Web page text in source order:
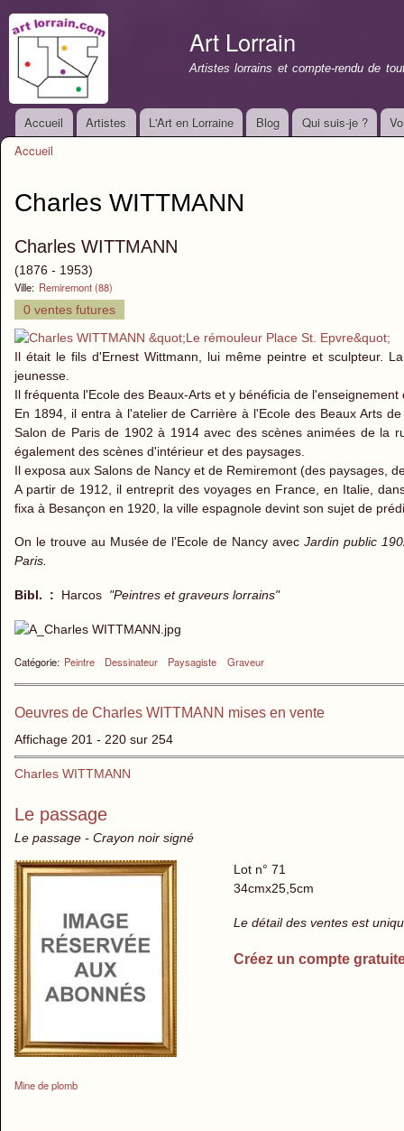
Art Lorrain
Artistes lorrains et compte-rendu de
Menu principal
Accueil Artistes L'Art en Lorraine Blog Qui suis-je ?
Accueil
Charles WITTMANN
Charles WITTMANN
(1876 - 1953)
Ville: Remiremont (88)
0 ventes futures
Il était le fils d'Ernest Wittmann, lui même peintre et sculpteur.
jeunesse.
Il fréquenta l'Ecole des Beaux-Arts et y bénéficia de l'enseignement
En 1894, il entra à l'atelier de Carrière à l'Ecole des Beaux Arts
Salon de Paris de 1902 à 1914 avec des scènes animées de la
également des scènes
Il exposa aux Salons de Nancy et de Remiremont (des paysages,
A partir de 1912, il entreprit des voyages en France, en Italie,
fixa à Besançon en 1920, la ville espagnole devint son sujet de
On le trouve au Musée de l'Ecole de Nancy avec Jardin public
Paris.
Bibl. : Harcos "Peintres et graveurs lorrains"
Catégorie: Peintre Dessinateur Paysagiste Graveur
Oeuvres de Charles WITTMANN mises en vente
Affichage 201 - 220 sur 254
Charles WITTMANN
Le passage
Le passage - Crayon noir signé
Mine de plomb
Lot n° 71
34cmx25,5cm
Le détail des ventes est
Créez un compte